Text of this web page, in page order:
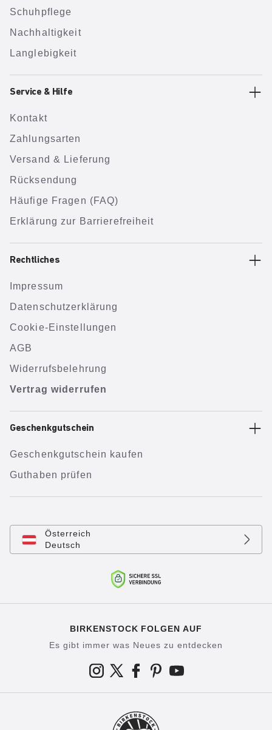
Schuhpflege
Nachhaltigkeit
Langlebigkeit
Service & Hilfe
Kontakt
Zahlungsarten
Versand & Lieferung
Rücksendung
Häufige Fragen (FAQ)
Erklärung zur Barrierefreiheit
Rechtliches
Impressum
Datenschutzerklärung
Cookie-Einstellungen
AGB
Widerrufsbelehrung
Vertrag widerrufen
Geschenkgutschein
Geschenkgutschein kaufen
Guthaben prüfen
Österreich
Deutsch
BIRKENSTOCK FOLGEN AUF
Es gibt immer was Neues zu entdecken